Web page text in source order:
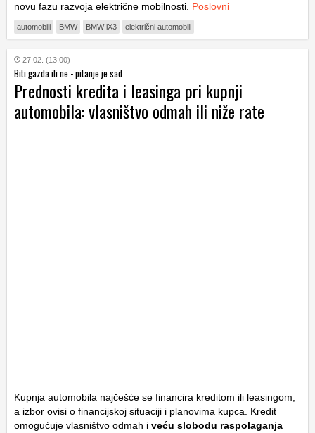
novu fazu razvoja električne mobilnosti. Poslovni
automobili BMW BMW iX3 električni automobili
27.02. (13:00)
Biti gazda ili ne - pitanje je sad
Prednosti kredita i leasinga pri kupnji
automobila: vlasništvo odmah ili niže rate
Kupnja automobila najčešće se financira kreditom ili leasingom,
a izbor ovisi o financijskoj situaciji i planovima kupca. Kredit
omogućuje vlasništvo odmah i veću slobodu raspolaganja